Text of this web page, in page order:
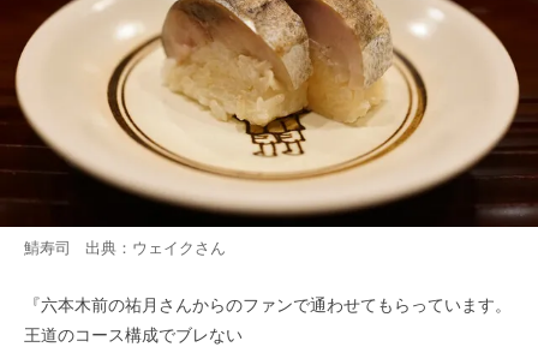
鯖寿司 出典： ウェイク さん
『六本木前の祐月さんからのファンで通わせてもらっています。
王道のコース構成でブレない